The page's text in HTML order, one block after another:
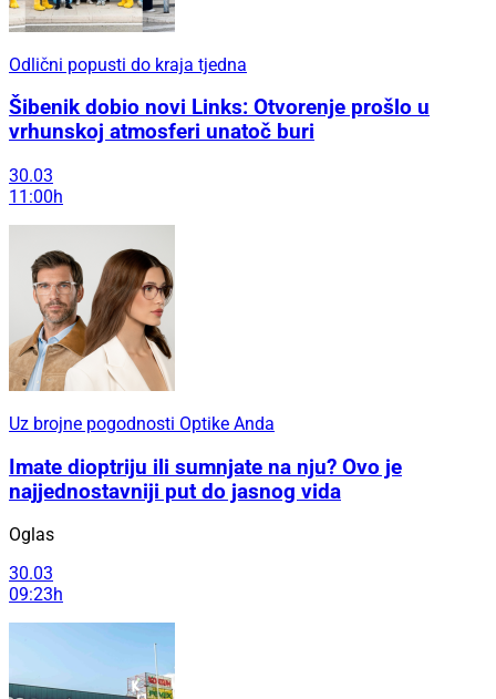
Odlični popusti do kraja tjedna
Šibenik dobio novi Links: Otvorenje prošlo u
vrhunskoj atmosferi unatoč buri
30.03
11:00h
Uz brojne pogodnosti Optike Anda
Imate dioptriju ili sumnjate na nju? Ovo je
najjednostavniji put do jasnog vida
Oglas
30.03
09:23h